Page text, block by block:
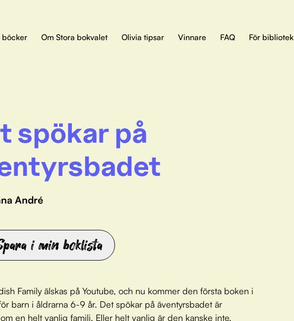
böcker Om Stora bokvalet Olivia tipsar Vinnare FAQ För bibliotek
spökar på
André
i min boklista
Family älskas på Youtube, och nu kommer den första boken i
barn i åldrarna 6-9 år. Det spökar på äventyrsbadet är
en helt vanlig familj. Eller helt vanlig är den kanske inte.